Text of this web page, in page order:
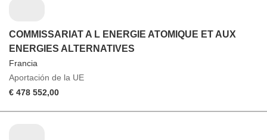
COMMISSARIAT A L ENERGIE ATOMIQUE ET AUX
ENERGIES ALTERNATIVES
Francia
Aportación de la UE
€ 478 552,00